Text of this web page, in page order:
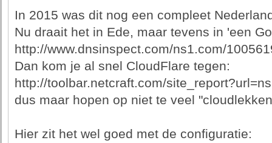
In 2015 was dit nog een compleet
Nu draait het in Ede, maar tevens in 'een
http://www.dnsinspect.com/ns1.com/
Dan kom je al snel CloudFlare tegen:
http://toolbar.netcraft.com/
dus maar hopen op niet te veel
Hier zit het wel goed met de configuratie: